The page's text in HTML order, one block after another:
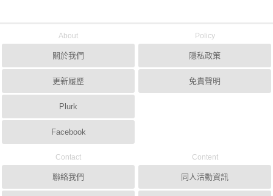
About
關於我們
更新履歷
Plurk
Facebook
Policy
隱私政策
免責聲明
Contact
聯絡我們
Content
同人活動資訊